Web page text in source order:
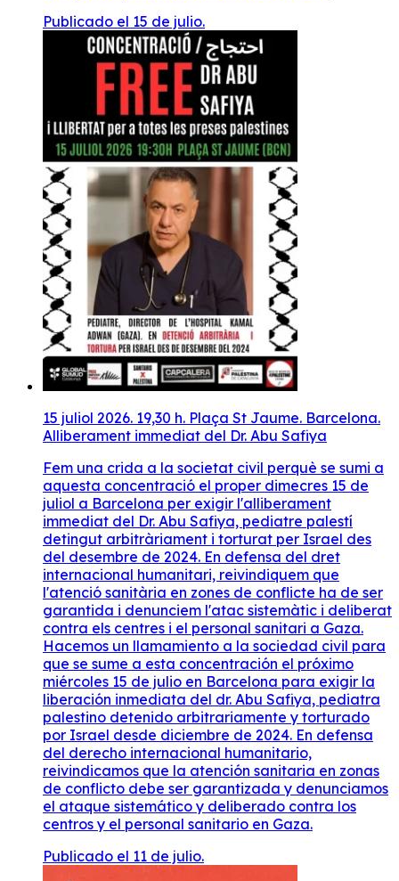
Publicado el 15 de julio.
15 juliol 2026. 19,30 h. Plaça St Jaume. Barcelona.
Alliberament immediat del Dr. Abu Safiya
Fem una crida a la societat civil perquè se sumi a
aquesta concentració el proper dimecres 15 de
juliol a Barcelona per exigir l'alliberament
immediat del Dr. Abu Safiya, pediatre palestí
detingut arbitràriament i torturat per Israel des
del desembre de 2024. En defensa del dret
internacional humanitari, reivindiquem que
l'atenció sanitària en zones de conflicte ha de ser
garantida i denunciem l'atac sistemàtic i deliberat
contra els centres i el personal sanitari a Gaza.
Hacemos un llamamiento a la sociedad civil para
que se sume a esta concentración el próximo
miércoles 15 de julio en Barcelona para exigir la
liberación inmediata del dr. Abu Safiya, pediatra
palestino detenido arbitrariamente y torturado
por Israel desde diciembre de 2024. En defensa
del derecho internacional humanitario,
reivindicamos que la atención sanitaria en zonas
de conflicto debe ser garantizada y denunciamos
el ataque sistemático y deliberado contra los
centros y el personal sanitario en Gaza.
Publicado el 11 de julio.